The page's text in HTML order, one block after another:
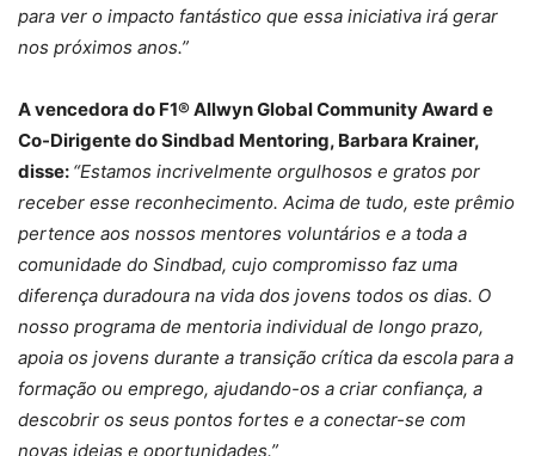
para ver o impacto fantástico que essa iniciativa irá gerar
nos próximos anos.”
A vencedora do F1® Allwyn Global Community Award e
Co-Dirigente do Sindbad Mentoring, Barbara Krainer,
disse: “Estamos incrivelmente orgulhosos e gratos por
receber esse reconhecimento. Acima de tudo, este prêmio
pertence aos nossos mentores voluntários e a toda a
comunidade do Sindbad, cujo compromisso faz uma
diferença duradoura na vida dos jovens todos os dias. O
nosso programa de mentoria individual de longo prazo,
apoia os jovens durante a transição crítica da escola para a
formação ou emprego, ajudando-os a criar confiança, a
descobrir os seus pontos fortes e a conectar-se com
novas ideias e oportunidades.”